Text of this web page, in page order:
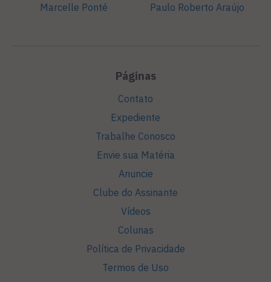
Marcelle Ponté
Paulo Roberto Araújo
Páginas
Contato
Expediente
Trabalhe Conosco
Envie sua Matéria
Anuncie
Clube do Assinante
Vídeos
Colunas
Política de Privacidade
Termos de Uso